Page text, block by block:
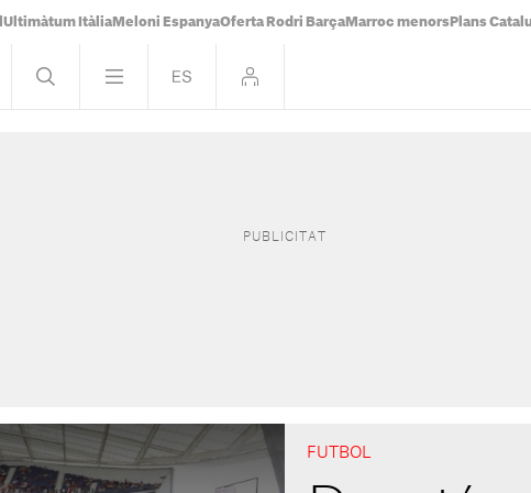
Ultimàtum Itàlia Meloni EspanyaOferta Rodri Barça Marroc menors Plans
FUTBOL